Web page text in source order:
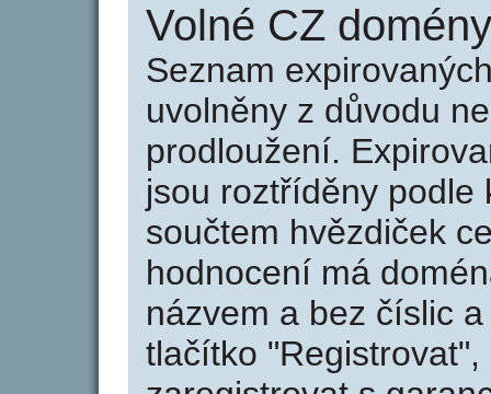
Volné CZ
Seznam
uvolněny z důvodu
prodloužení.
jsou roztříděny podle
součtem hvězdiček
hodnocení má
názvem a bez číslic
tlačítko